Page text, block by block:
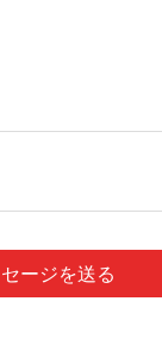
ージを送る